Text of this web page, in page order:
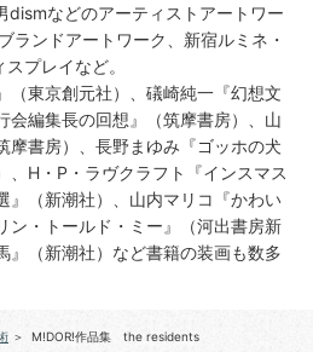
dismなどのアーティストアートワー
ランドアートワーク、新宿ルミネ・
プレイなど。
（東京創元社）、礒崎純一『幻想文
編集長の回想』（筑摩書房）、山
摩書房）、長野まゆみ『ゴッホの犬
、H・P・ラヴクラフト『インスマス
（新潮社）、山内マリコ『かわい
ン・トールド・ミー』（河出書房新
』（新潮社）など書籍の装画も数多
＞
M!DOR!作品集 the residents